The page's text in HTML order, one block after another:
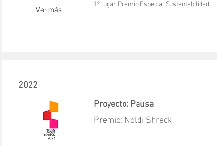
Ver más
1º lugar Premio Especial Sustentabilidad
2022
Proyecto: Pausa
Premio: Noldi Shreck